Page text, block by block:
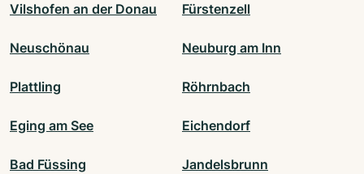
Vilshofen an der Donau Fürstenzell
Neuschönau Neuburg am Inn
Plattling Röhrnbach
Eging am See Eichendorf
Bad Füssing Jandelsbrunn